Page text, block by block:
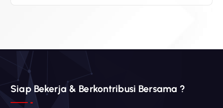
Siap Bekerja & Berkontribusi Bersama ?